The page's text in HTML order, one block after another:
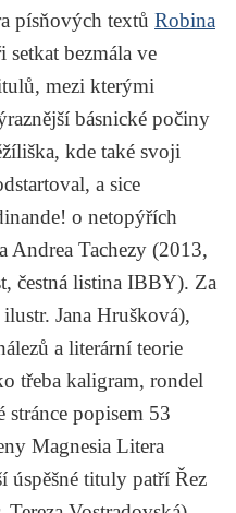
písňových textů Robina
setkat bezmála ve
mezi kterými
básnické počiny
kde také svoji
a sice
o netopýřích
Andrea Tachezy (2013,
čestná listina IBBY). Za
Jana Hrušková),
a literární teorie
třeba kaligram, rondel
popisem 53
Magnesia Litera
úspěšné tituly patří Řez